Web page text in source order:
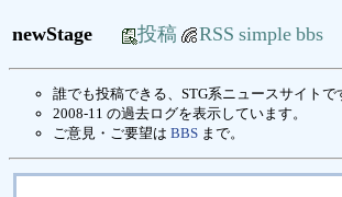
newStage 投稿 RSS simple bbs
誰でも投稿できる、STG系ニュースサイトで
2008-11 の過去ログを表示しています。
ご意見・ご要望は BBS まで。